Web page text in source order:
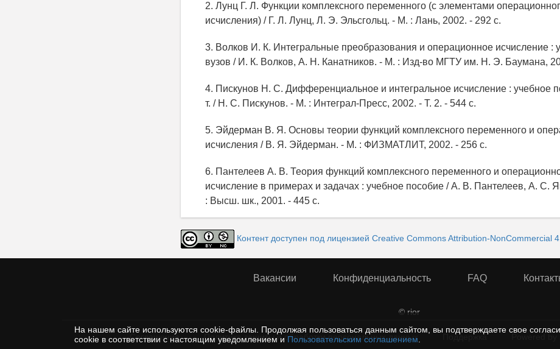
На нашем сайте используются cookie-файлы. Продолжая пользоваться данным сайтом, вы подтверждаете свое
cookie в соответствии с настоящим уведомлением и Пользовательским соглашением
2. Лунц Г. Л. Функции комплексного переменного (с элементами
исчисления) / Г. Л. Лунц, Л. Э. Эльсгольц. - М. : Лань, 2002. - 292 с.
3. Волков И. К. Интегральные преобразования и операционное исчисление :
вузов / И. К. Волков, А. Н. Канатников. - М. : Изд-во МГТУ им. Н. Э. Баумана,
4. Пискунов Н. С. Дифференциальное и интегральное исчисление : учебное
т. / Н. С. Пискунов. - М. : Интеграл-Пресс, 2002. - Т. 2. - 544 с.
5. Эйдерман В. Я. Основы теории функций комплексного переменного и
исчисления / В. Я. Эйдерман. - М. : ФИЗМАТЛИТ, 2002. - 256 с.
6. Пантелеев А. В. Теория функций комплексного переменного и
исчисление в примерах и задачах : учебное пособие / А. В. Пантелеев, А. С.
: Высш. шк., 2001. - 445 с.
Контент доступен под лицензией Creative Commons Attribution-NonCommercial
Вакансии Конфиденциальность FAQ
© rior
Соглашение Политика защиты и обработки персональных данных Поддержка